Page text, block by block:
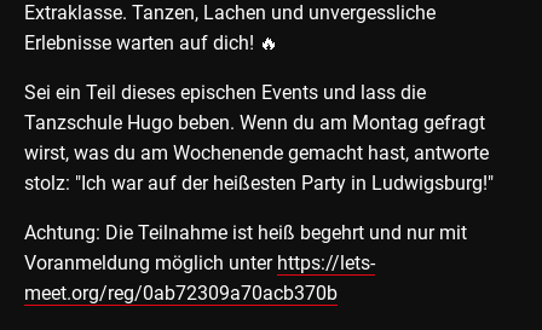
Extraklasse. Tanzen, Lachen und unvergessliche
Erlebnisse warten auf dich! 🔥
Sei ein Teil dieses epischen Events und lass die
Tanzschule Hugo beben. Wenn du am Montag gefragt
wirst, was du am Wochenende gemacht hast, antworte
stolz: "Ich war auf der heißesten Party in Ludwigsburg!"
Achtung: Die Teilnahme ist heiß begehrt und nur mit
Voranmeldung möglich unter https://lets-
meet.org/reg/0ab72309a70acb370b